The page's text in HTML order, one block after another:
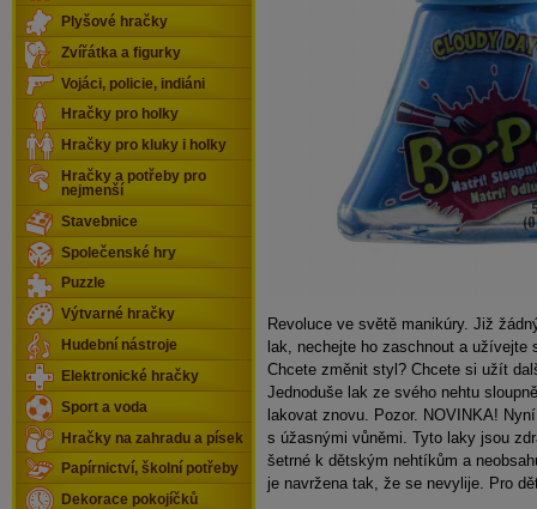
Revoluce ve světě manikúry. Již
lak, nechejte ho zaschnout a užívejte
Chcete změnit styl? Chcete si užít
Jednoduše lak ze svého nehtu
lakovat znovu. Pozor. NOVINKA!
s úžasnými vůněmi. Tyto laky jsou
šetrné k dětským nehtíkům a
je navržena tak, že se nevylije. Pro
Plyšové hračky
Zvířátka a figurky
Vojáci, policie, indiáni
Hračky pro holky
Hračky pro kluky i holky
Hračky a potřeby pro
nejmenší
Stavebnice
Společenské hry
Puzzle
Výtvarné hračky
Hudební nástroje
Elektronické hračky
Sport a voda
Hračky na zahradu a písek
Papírnictví, školní potřeby
Dekorace pokojíčků